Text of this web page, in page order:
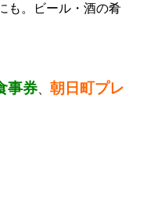
も。ビール・酒の肴
事券、 朝日町プレ